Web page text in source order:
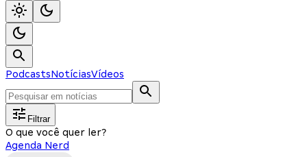
PodcastsNotíciasVídeos
Filtrar
O que você quer ler?
Agenda Nerd